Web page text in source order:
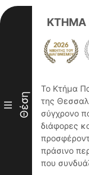
III Θέση
ΚΤΗΜΑ
Το Κτήμα
της
σύγχρονο
διάφορες
πράσινο
που